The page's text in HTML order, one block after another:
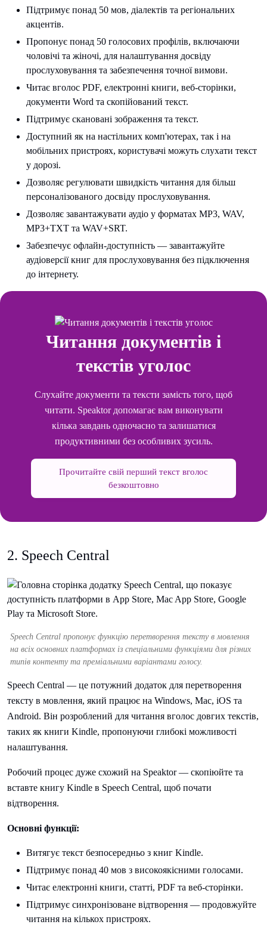
Підтримує понад 50 мов, діалектів та регіональних
акцентів.
Пропонує понад 50 голосових профілів, включаючи
чоловічі та жіночі, для налаштування досвіду
прослуховування та забезпечення точної вимови.
Читає вголос PDF, електронні книги, веб-сторінки,
документи Word та скопійований текст.
Підтримує скановані зображення та текст.
Доступний як на настільних комп'ютерах, так і на
мобільних пристроях, користувачі можуть слухати текст
у дорозі.
Дозволяє регулювати швидкість читання для більш
персоналізованого досвіду прослуховування.
Дозволяє завантажувати аудіо у форматах MP3, WAV,
MP3+TXT та WAV+SRT.
Забезпечує офлайн-доступність — завантажуйте
аудіоверсії книг для прослуховування без підключення
до інтернету.
Читання документів і
текстів уголос
Слухайте документи та тексти замість того, щоб
читати. Speaktor допомагає вам виконувати
кілька завдань одночасно та залишатися
продуктивними без особливих зусиль.
Прочитайте свій перший текст вголос
безкоштовно
2. Speech Central
Speech Central пропонує функцію перетворення тексту в мовлення
на всіх основних платформах із спеціальними функціями для різних
типів контенту та преміальними варіантами голосу.
Speech Central — це потужний додаток для перетворення
тексту в мовлення, який працює на Windows, Mac, iOS та
Android. Він розроблений для читання вголос довгих текстів,
таких як книги Kindle, пропонуючи глибокі можливості
налаштування.
Робочий процес дуже схожий на Speaktor — скопіюйте та
вставте книгу Kindle в Speech Central, щоб почати
відтворення.
Основні функції:
Витягує текст безпосередньо з книг Kindle.
Підтримує понад 40 мов з високоякісними голосами.
Читає електронні книги, статті, PDF та веб-сторінки.
Підтримує синхронізоване відтворення — продовжуйте
читання на кількох пристроях.